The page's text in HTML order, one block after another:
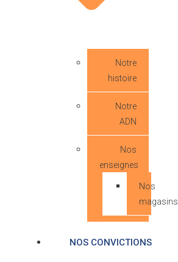
Notre
histoire
Notre
ADN
Nos
enseignes
Nos
magasins
NOS CONVICTIONS